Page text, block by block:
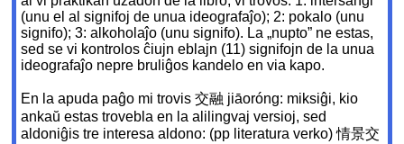
(unu el al signifoj de unua ideografaĵo); 2: pokalo (unu
signifo); 3: alkoholaĵo (unu signifo). La „nupto” ne estas,
sed se vi kontrolos ĉiujn eblajn (11) signifojn de la unua
ideografaĵo nepre bruliĝos kandelo en via kapo.
En la apuda paĝo mi trovis 交融 jiāoróng: miksiĝi, kio
ankaŭ estas trovebla en la alilingvaj versioj, sed
aldoniĝis tre interesa aldono: (pp literatura verko) 情景交